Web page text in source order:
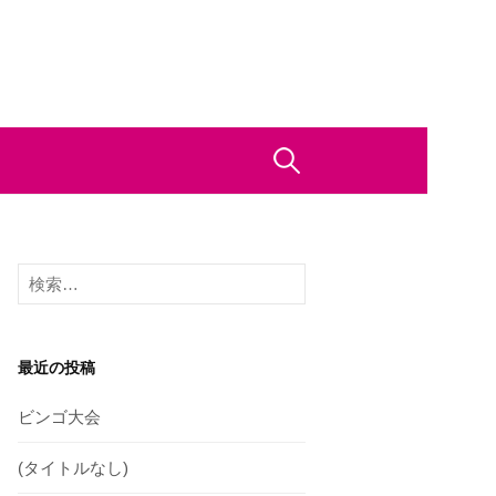
検
検
索:
最近の投稿
ビンゴ大会
(タイトルなし)